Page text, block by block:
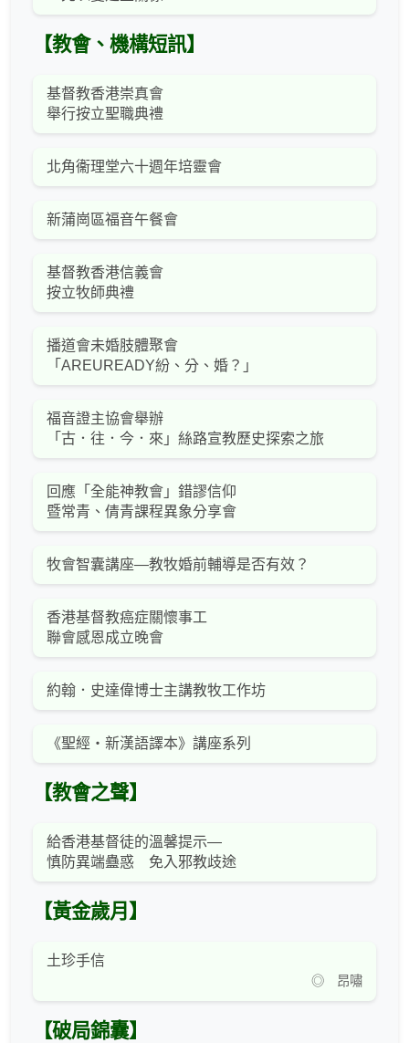
【教會、機構短訊】
基督教香港崇真會
舉行按立聖職典禮
北角衞理堂六十週年培靈會
新蒲崗區福音午餐會
基督教香港信義會
按立牧師典禮
播道會未婚肢體聚會
「AREUREADY紛、分、婚？」
福音證主協會舉辦
「古．往．今．來」絲路宣教歷史探索之旅
回應「全能神教會」錯謬信仰
暨常青、倩青課程異象分享會
牧會智囊講座—教牧婚前輔導是否有效？
香港基督教癌症關懷事工
聯會感恩成立晚會
約翰．史達偉博士主講教牧工作坊
《聖經‧新漢語譯本》講座系列
【教會之聲】
給香港基督徒的溫馨提示—
慎防異端蠱惑 免入邪教歧途
【黃金歲月】
土珍手信
◎ 昂嘯
【破局錦囊】